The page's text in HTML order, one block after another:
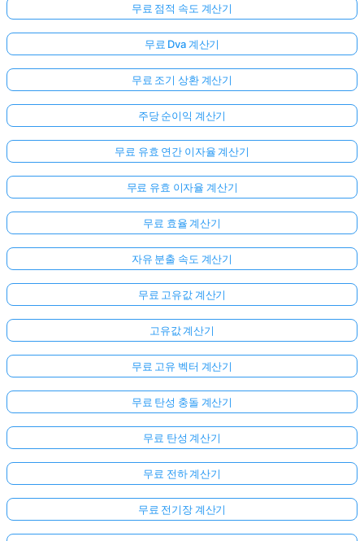
여
기
로
인
세
무료 점적 속도 계산기
무료 Dva 계산기
무료 조기 상환 계산기
주당 순이익 계산기
무료 유효 연간 이자율 계산기
무료 유효 이자율 계산기
무료 효율 계산기
자유 분출 속도 계산기
무료 고유값 계산기
고유값 계산기
무료 고유 벡터 계산기
무료 탄성 충돌 계산기
무료 탄성 계산기
무료 전하 계산기
무료 전기장 계산기